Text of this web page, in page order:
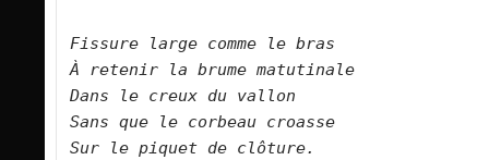
Fissure large comme le bras
À retenir la brume matutinale
Dans le creux du vallon
Sans que le corbeau croasse
Sur le piquet de clôture.